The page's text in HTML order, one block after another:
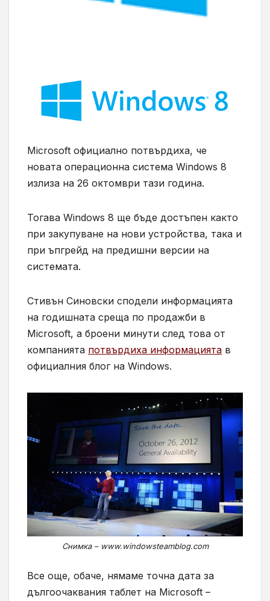
Microsoft официално потвърдиха, че
новата операционна система Windows 8
излиза на 26 октомври тази година.
Тогава Windows 8 ще бъде достъпен както
при закупуване на нови устройства, така и
при ъпгрейд на предишни версии на
системата.
Стивън Синовски сподели информацията
на годишната среща по продажби в
Microsoft, а броени минути след това от
компанията потвърдиха информацията в
официалния блог на Windows.
Снимка – www.windowsteamblog.com
Все още, обаче, нямаме точна дата за
дългоочаквания таблет на Microsoft –